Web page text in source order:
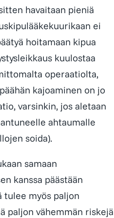
havaitaan pieniä
ei
hoitamaan kipua
kuulostaa
operaatiolta,
kajoaminen on jo
varsinkin, jos aletaan
ahtaumalle
soida).
samaan
kanssa päästään
tulee myös paljon
paljon vähemmän riskejä